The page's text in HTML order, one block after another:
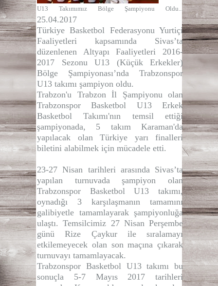
U13 Takımımız Bölge Şampiyonu Oldu...
25.04.2017
Türkiye Basketbol Federasyonu Yurtiçi
Faaliyetleri kapsamında Sivas’ta
düzenlenen Altyapı Faaliyetleri 2016-
2017 Sezonu U13 (Küçük Erkekler)
Bölge Şampiyonası’nda Trabzonspor
U13 takımı şampiyon oldu.
Trabzon'u Trabzon İl Şampiyonu olan
Trabzonspor Basketbol U13 Erkek
Basketbol Takımı'nın temsil ettiği
şampiyonada, 5 takım Karaman'da
yapılacak olan Türkiye yarı finalleri
biletini alabilmek için mücadele etti.
23-27 Nisan tarihleri arasında Sivas’ta
yapılan turnuvada şampiyon olan
Trabzonspor Basketbol U13 takımı,
oynadığı 3 karşılaşmanın tamamını
galibiyetle tamamlayarak şampiyonluğa
ulaştı. Temsilcimiz 27 Nisan Perşembe
günü Rize Çaykur ile sıralamayı
etkilemeyecek olan son maçına çıkarak
turnuvayı tamamlayacak.
Trabzonspor Basketbol U13 takımı bu
sonuçla 5-7 Mayıs 2017 tarihleri